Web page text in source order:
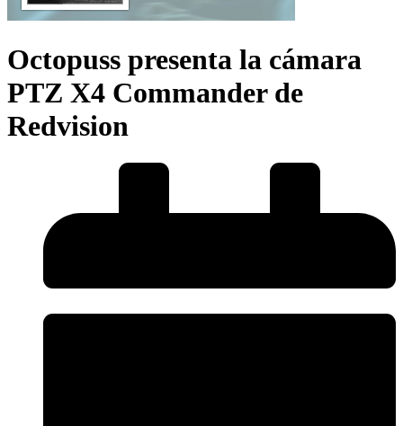
Octopuss presenta la cámara
PTZ X4 Commander de
Redvision